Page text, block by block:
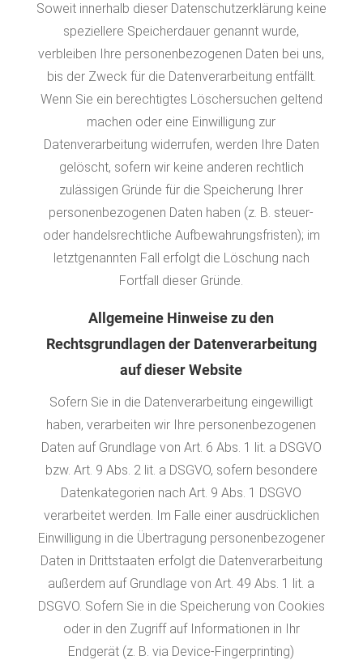
Soweit innerhalb dieser Datenschutzerklärung keine
speziellere Speicherdauer genannt wurde,
verbleiben Ihre personenbezogenen Daten bei uns,
bis der Zweck für die Datenverarbeitung entfällt.
Wenn Sie ein berechtigtes Löschersuchen geltend
machen oder eine Einwilligung zur
Datenverarbeitung widerrufen, werden Ihre Daten
gelöscht, sofern wir keine anderen rechtlich
zulässigen Gründe für die Speicherung Ihrer
personenbezogenen Daten haben (z. B. steuer-
oder handelsrechtliche Aufbewahrungsfristen); im
letztgenannten Fall erfolgt die Löschung nach
Fortfall dieser Gründe.
Allgemeine Hinweise zu den
Rechtsgrundlagen der Datenverarbeitung
auf dieser Website
Sofern Sie in die Datenverarbeitung eingewilligt
haben, verarbeiten wir Ihre personenbezogenen
Daten auf Grundlage von Art. 6 Abs. 1 lit. a DSGVO
bzw. Art. 9 Abs. 2 lit. a DSGVO, sofern besondere
Datenkategorien nach Art. 9 Abs. 1 DSGVO
verarbeitet werden. Im Falle einer ausdrücklichen
Einwilligung in die Übertragung personenbezogener
Daten in Drittstaaten erfolgt die Datenverarbeitung
außerdem auf Grundlage von Art. 49 Abs. 1 lit. a
DSGVO. Sofern Sie in die Speicherung von Cookies
oder in den Zugriff auf Informationen in Ihr
Endgerät (z. B. via Device-Fingerprinting)